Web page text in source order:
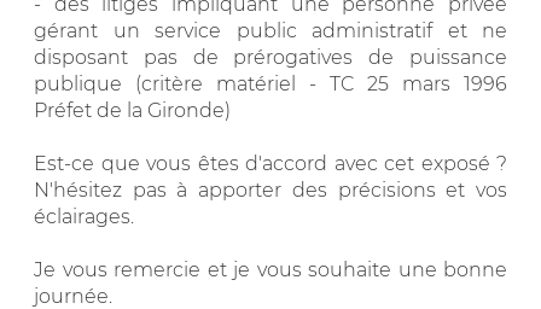
gérant un service public administratif et ne
disposant pas de prérogatives de puissance
publique (critère matériel - TC 25 mars 1996
Préfet de la Gironde)
Est-ce que vous êtes d'accord avec cet exposé ?
N'hésitez pas à apporter des précisions et vos
éclairages.
Je vous remercie et je vous souhaite une bonne
journée.